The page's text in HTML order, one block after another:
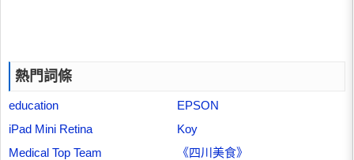
熱門詞條
education
EPSON
iPad Mini Retina
Koy
Medical Top Team
《四川美食》